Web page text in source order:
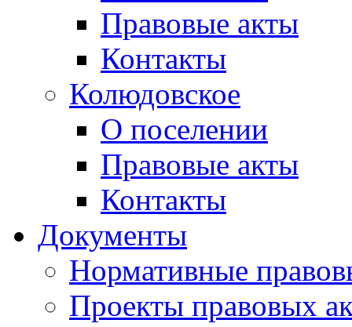
Правовые акты
Контакты
Колюдовское
О поселении
Правовые акты
Контакты
Документы
Нормативные
Проекты правовых